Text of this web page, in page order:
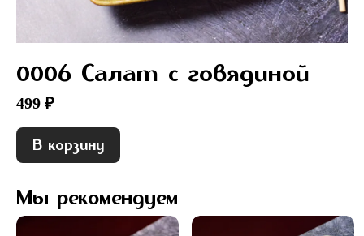
0006 Салат с говядиной
499 ₽
В корзину
Мы рекомендуем